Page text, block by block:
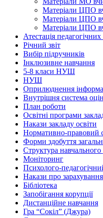
Матеріали ЦПО
Матеріали ЦПО
Матеріали ЦПО
Атестація
Річний звіт
Вибір підручників
Інклюзивне навчання
5-8 класи НУШ
НУШ
Оприлюднення
Внутрішня система
План роботи
Освітні програми
Накази закладу освіти
Нормативно-правовий
Форми здобуття
Структура навчального
Моніторинг
Психолого-
Накази про
Бібліотека
Запобігання корупції
Дистанційне навчання
Гра “Сокіл” (Джура)